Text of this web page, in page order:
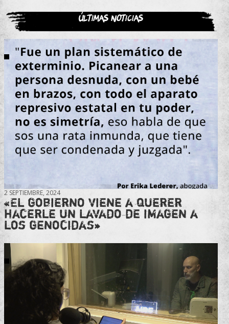
Últimas noticias
2 SEPTIEMBRE, 2024
«El gobierno viene a querer
hacerle un lavado de imagen a
los genocidas»